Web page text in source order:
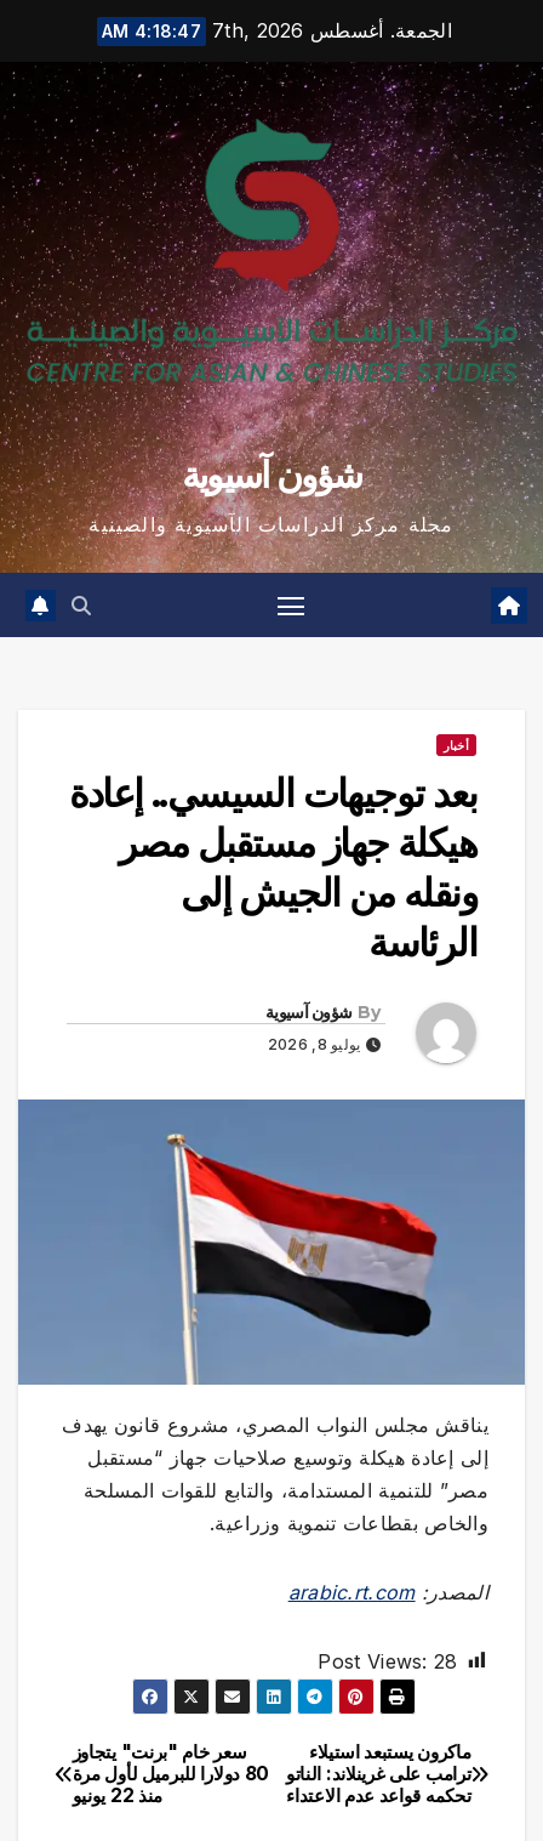
content
الجمعة. أغسطس 7th, 2026 4:18:47 AM
شؤون آسيوية
مجلة مركز الدراسات الآسيوية والصينية
أخبار
بعد توجيهات السيسي.. إعادة
هيكلة جهاز مستقبل مصر
ونقله من الجيش إلى
الرئاسة
By شؤون آسيوية
يوليو 8, 2026
يناقش مجلس النواب المصري، مشروع قانون يهدف
إلى إعادة هيكلة وتوسيع صلاحيات جهاز “مستقبل
مصر” للتنمية المستدامة، والتابع للقوات المسلحة
والخاص بقطاعات تنموية وزراعية.
المصدر:arabic.rt.com
Post Views: 28
تصفّح
المقالات
سعر خام "برنت" يتجاوز
80 دولارا للبرميل لأول مرة
منذ 22 يونيو
ماكرون يستبعد استيلاء
ترامب على غرينلاند: الناتو
تحكمه قواعد عدم الاعتداء